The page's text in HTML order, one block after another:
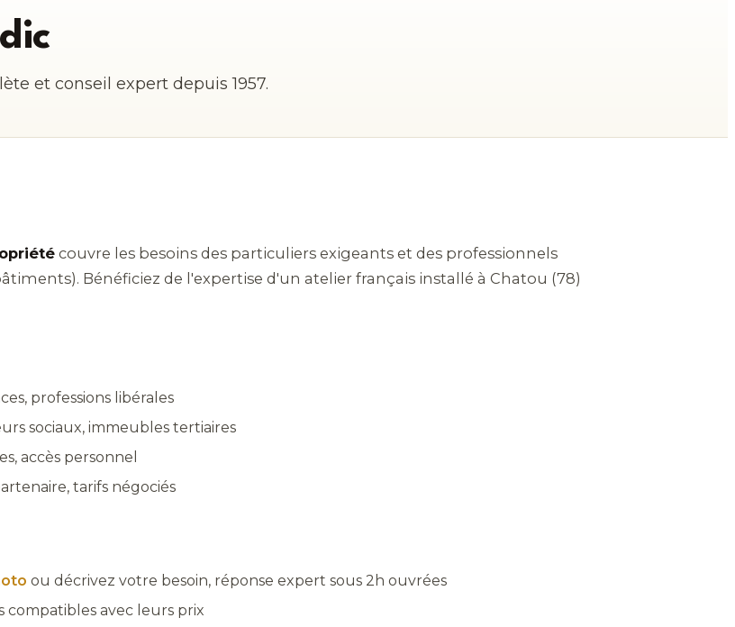
et conseil expert depuis 1957.
couvre les besoins des particuliers exigeants et des professionnels
Bénéficiez de l'expertise d'un atelier français installé à Chatou (78)
professions libérales
sociaux, immeubles tertiaires
accès personnel
tarifs négociés
ou décrivez votre besoin, réponse expert sous 2h ouvrées
compatibles avec leurs prix